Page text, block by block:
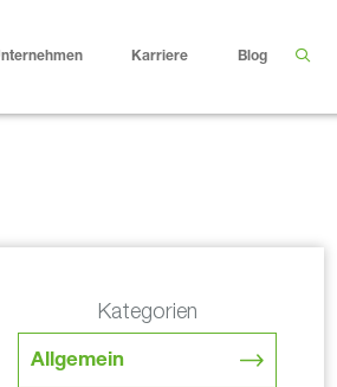
Karriere Blog
Kategorien
Allgemein